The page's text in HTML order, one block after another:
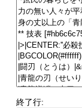
終了行: